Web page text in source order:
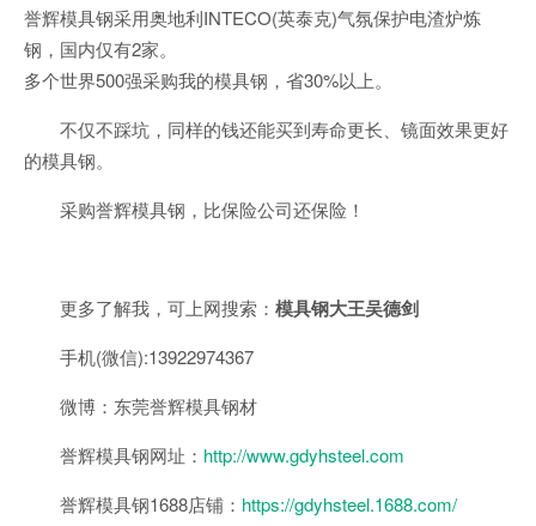
誉辉模具钢采用奥地利INTECO(英泰克)气氛保护电渣炉炼
钢，国内仅有2家。
多个世界500强采购我的模具钢，省30%以上。
不仅不踩坑，同样的钱还能买到寿命更长、镜面效果更好
的模具钢。
采购誉辉模具钢，比保险公司还保险！
更多了解我，可上网搜索： 模具钢大王吴德剑
手机(微信):13922974367
微博：东莞誉辉模具钢材
誉辉模具钢网址： http://www.gdyhsteel.com
誉辉模具钢1688店铺： https://gdyhsteel.1688.com/